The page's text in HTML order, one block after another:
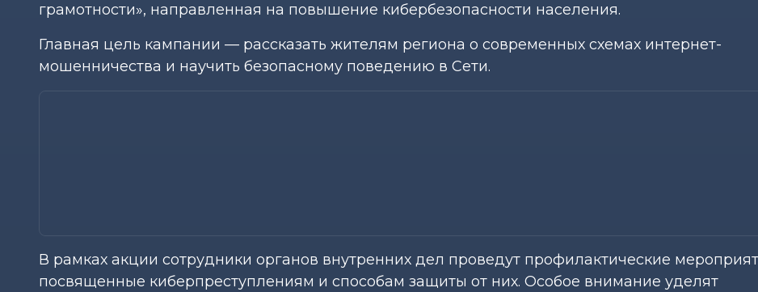
грамотности», направленная на повышение кибербезопасности населения.
Главная цель кампании — рассказать жителям региона о современных схемах интернет-
мошенничества и научить безопасному поведению в Сети.
В рамках акции сотрудники органов внутренних дел проведут профилактические
посвященные киберпреступлениям и способам защиты от них. Особое внимание уделят